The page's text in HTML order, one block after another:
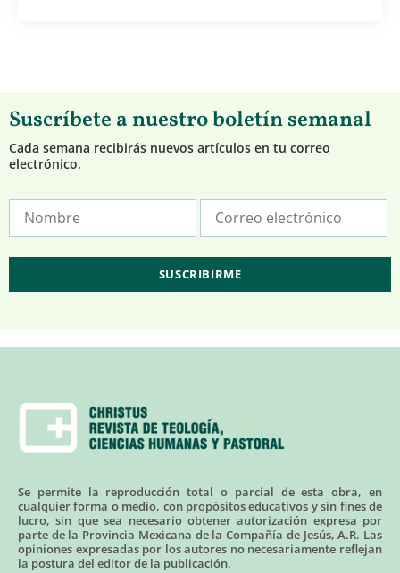
Suscríbete a nuestro boletín semanal
Cada semana recibirás nuevos artículos en tu correo
electrónico.
Se permite la reproducción total o parcial de esta obra, en
cualquier forma o medio, con propósitos educativos y sin fines de
lucro, sin que sea necesario obtener autorización expresa por
parte de la Provincia Mexicana de la Compañía de Jesús, A.R. Las
opiniones expresadas por los autores no necesariamente reflejan
la postura del editor de la publicación.